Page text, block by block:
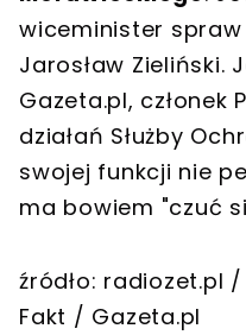
wiceminister
Jarosław Zieliński.
Gazeta.pl, członek
działań Służby
swojej funkcji nie
ma bowiem "czuć
źródło: radiozet.pl
Fakt / Gazeta.pl